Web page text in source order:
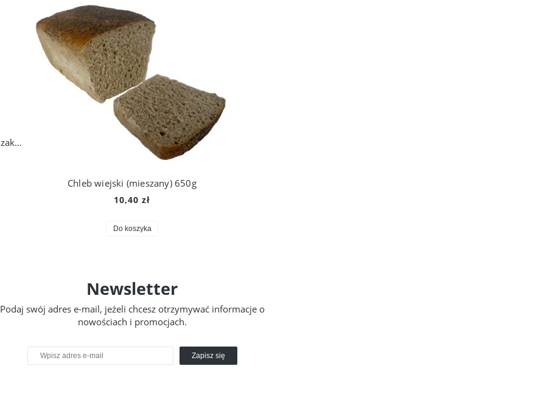
Chleb żytni razowy ze słonecznikiem na zakwasie 650g
Chleb wiejski (mieszany) 650g
10,40 zł
Do koszyka
Newsletter
Podaj swój adres e-mail, jeżeli chcesz otrzymywać informacje o
nowościach i promocjach.
Zapisz się